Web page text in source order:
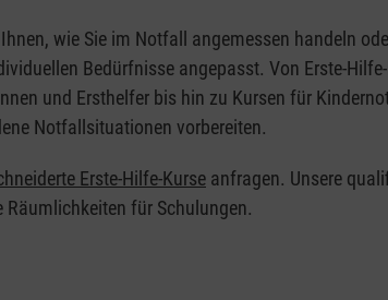
wie Sie im Notfall angemessen handeln
Bedürfnisse angepasst. Von Erste-
und Ersthelfer bis hin zu Kursen für
Notfallsituationen vorbereiten.
Erste-Hilfe-Kurse anfragen. Unsere
für Schulungen.